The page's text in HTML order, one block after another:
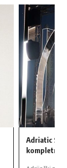
Adriatic
kompletnu